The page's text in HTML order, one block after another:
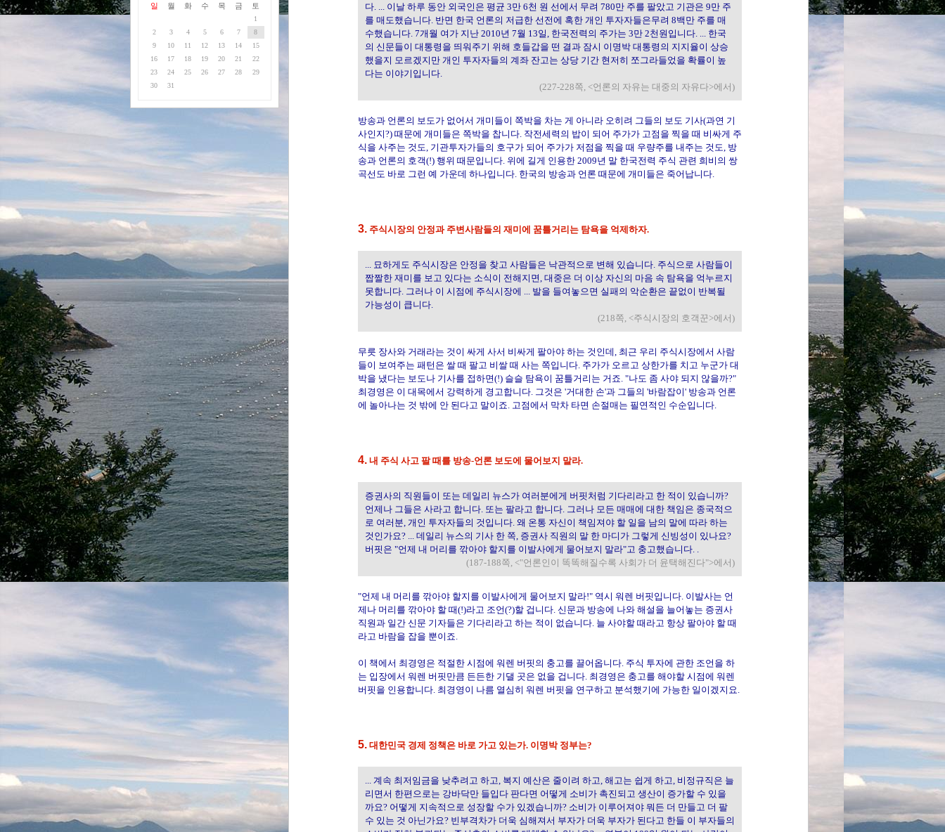
일 월 화 수 목 금 토
1
2
3 4 5 6 7
8
9
10 11 12 13 14
15
16
17 18 19 20 21
22
23
24 25 26 27 28
29
30
31
다. ... 이날 하루 동안 외국인은 평균 3만 6천 원 선에서 무려 780만 주를 팔았고 기관은 9만 주
를 매도했습니다. 반면 한국 언론의 저급한 선전에 혹한 개인 투자자들은무려 8백만 주를 매
수했습니다. 7개월 여가 지난 2010년 7월 13일, 한국전력의 주가는 3만 2천원입니다. ... 한국
의 신문들이 대통령을 띄워주기 위해 호들갑을 떤 결과 잠시 이명박 대통령의 지지율이 상승
했을지 모르겠지만 개인 투자자들의 계좌 잔고는 상당 기간 현저히 쪼그라들었을 확률이 높
다는 이야기입니다.
(227-228쪽, <언론의 자유는 대중의 자유다>에서)
방송과 언론의 보도가 없어서 개미들이 쪽박을 차는 게 아니라 오히려 그들의 보도 기사(과연 기
사인지?) 때문에 개미들은 쪽박을 찹니다. 작전세력의 밥이 되어 주가가 고점을 찍을 때 비싸게 주
식을 사주는 것도, 기관투자가들의 호구가 되어 주가가 저점을 찍을 때 우량주를 내주는 것도, 방
송과 언론의 호객(!) 행위 때문입니다. 위에 길게 인용한 2009년 말 한국전력 주식 관련 희비의 쌍
곡선도 바로 그런 예 가운데 하나입니다. 한국의 방송과 언론 때문에 개미들은 죽어납니다.
3.주식시장의 안정과 주변사람들의 재미에 꿈틀거리는 탐욕을 억제하자.
... 묘하게도 주식시장은 안정을 찾고 사람들은 낙관적으로 변해 있습니다. 주식으로 사람들이
짭짤한 재미를 보고 있다는 소식이 전해지면, 대중은 더 이상 자신의 마음 속 탐욕을 억누르지
못합니다. 그러나 이 시점에 주식시장에 ... 발을 들여놓으면 실패의 악순환은 끝없이 반복될
가능성이 큽니다.
(218쪽, <주식시장의 호객꾼>에서)
무릇 장사와 거래라는 것이 싸게 사서 비싸게 팔아야 하는 것인데, 최근 우리 주식시장에서 사람
들이 보여주는 패턴은 쌀 때 팔고 비쌀 때 사는 쪽입니다. 주가가 오르고 상한가를 치고 누군가 대
박을 냈다는 보도나 기사를 접하면(!) 슬슬 탐욕이 꿈틀거리는 거죠. "나도 좀 사야 되지 않을까?"
최경영은 이 대목에서 강력하게 경고합니다. 그것은 '거대한 손'과 그들의 '바람잡이' 방송과 언론
에 놀아나는 것 밖에 안 된다고 말이죠. 고점에서 막차 타면 손절매는 필연적인 수순입니다.
4.내 주식 사고 팔 때를 방송-언론 보도에 물어보지 말라.
증권사의 직원들이 또는 데일리 뉴스가 여러분에게 버핏처럼 기다리라고 한 적이 있습니까?
언제나 그들은 사라고 합니다. 또는 팔라고 합니다. 그러나 모든 매매에 대한 책임은 종국적으
로 여러분, 개인 투자자들의 것입니다. 왜 온통 자신이 책임져야 할 일을 남의 말에 따라 하는
것인가요? ... 데일리 뉴스의 기사 한 쪽, 증권사 직원의 말 한 마디가 그렇게 신빙성이 있나요?
버핏은 "언제 내 머리를 깎아야 할지를 이발사에게 물어보지 말라"고 충고했습니다. .
(187-188쪽, <"언론인이 똑똑해질수록 사회가 더 윤택해진다">에서)
"언제 내 머리를 깎아야 할지를 이발사에게 물어보지 말라!" 역시 워렌 버핏입니다. 이발사는 언
제나 머리를 깎아야 할 때(!)라고 조언(?)할 겁니다. 신문과 방송에 나와 해설을 늘어놓는 증권사
직원과 일간 신문 기자들은 기다리라고 하는 적이 없습니다. 늘 사야할 때라고 항상 팔아야 할 때
라고 바람을 잡을 뿐이죠.
이 책에서 최경영은 적절한 시점에 워렌 버핏의 충고를 끌어옵니다. 주식 투자에 관한 조언을 하
는 입장에서 워렌 버핏만큼 든든한 기댈 곳은 없을 겁니다. 최경영은 충고를 해야할 시점에 워렌
버핏을 인용합니다. 최경영이 나름 열심히 워렌 버핏을 연구하고 분석했기에 가능한 일이겠지요.
5.대한민국 경제 정책은 바로 가고 있는가. 이명박 정부는?
... 계속 최저임금을 낮추려고 하고, 복지 예산은 줄이려 하고, 해고는 쉽게 하고, 비정규직은 늘
리면서 한편으로는 강바닥만 들입다 판다면 어떻게 소비가 촉진되고 생산이 증가할 수 있을
까요? 어떻게 지속적으로 성장할 수가 있겠습니까? 소비가 이루어져야 뭐든 더 만들고 더 팔
수 있는 것 아닌가요? 빈부격차가 더욱 심해져서 부자가 더욱 부자가 된다고 한들 이 부자들의